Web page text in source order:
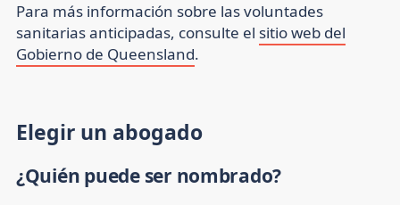
Para más información sobre las voluntades
sanitarias anticipadas, consulte el sitio web del
Gobierno de Queensland.
Elegir un abogado
¿Quién puede ser nombrado?